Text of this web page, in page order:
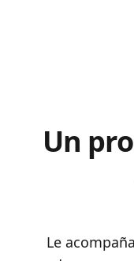
Un
Le